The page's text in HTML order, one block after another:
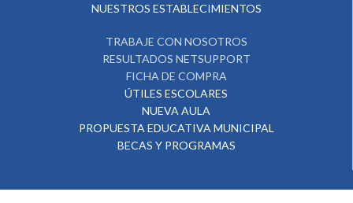
NUESTROS ESTABLECIMIENTOS
TRABAJE CON NOSOTROS
RESULTADOS NETSUPPORT
FICHA DE COMPRA
ÚTILES ESCOLARES
NUEVA AULA
PROPUESTA EDUCATIVA MUNICIPAL
BECAS Y PROGRAMAS